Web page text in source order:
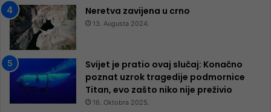
Neretva zavijena u crno
13. Augusta 2024.
Svijet je pratio ovaj slučaj: Konačno
poznat uzrok tragedije podmornice
Titan, evo zašto niko nije preživio
16. Oktobra 2025.